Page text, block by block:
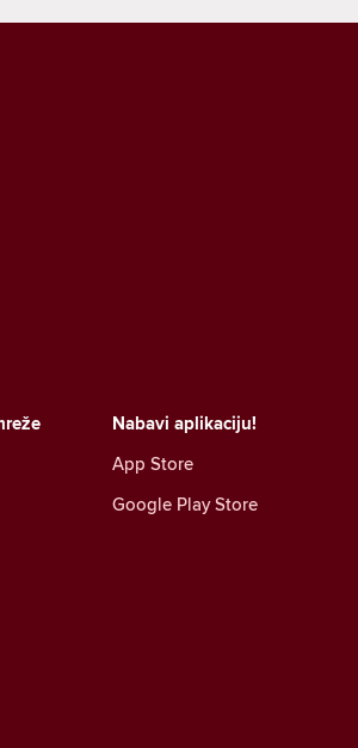
Nabavi aplikaciju!
App Store
Google Play Store